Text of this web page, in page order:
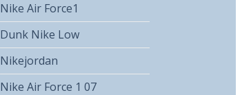
Nike Air Force1
Dunk Nike Low
Nikejordan
Nike Air Force 1 07